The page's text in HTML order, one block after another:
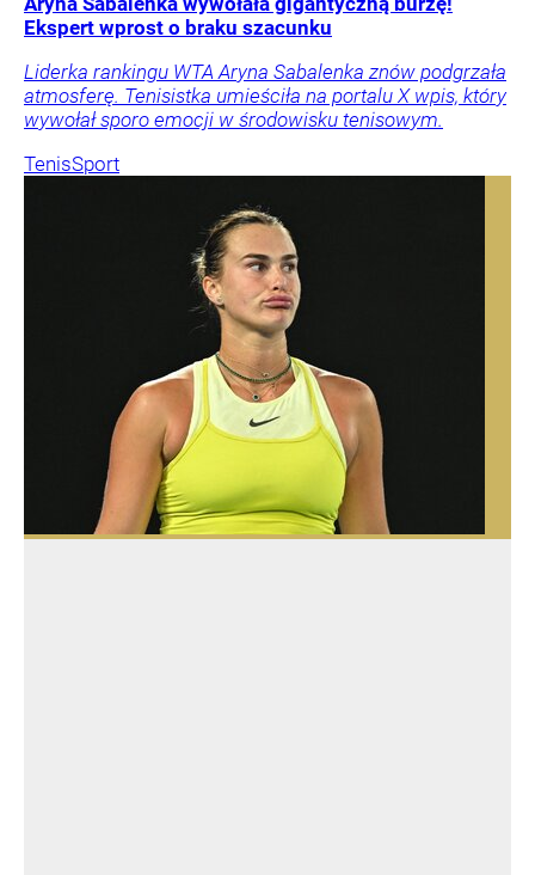
Ekspert wprost o braku szacunku
Liderka rankingu WTA Aryna Sabalenka znów podgrzała
atmosferę. Tenisistka umieściła na portalu X wpis, który
wywołał sporo emocji w środowisku tenisowym.
TenisSport